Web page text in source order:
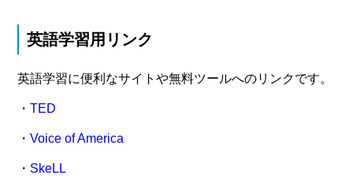
英語学習用リンク
英語学習に便利なサイトや無料ツールへのリンクです。
・TED
・Voice of America
・ SkeLL